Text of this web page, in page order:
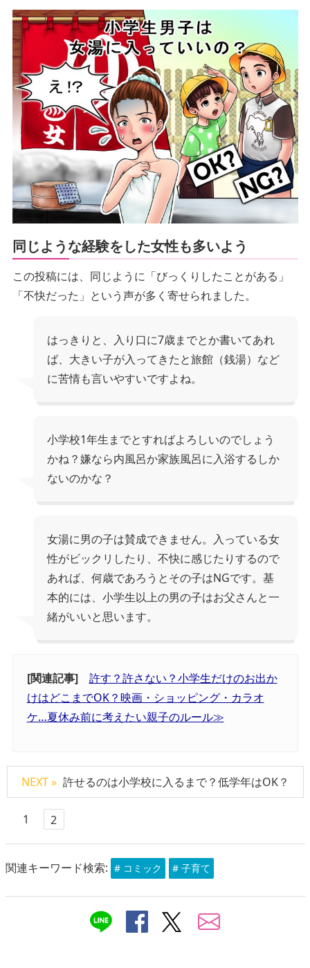
同じような経験をした女性も多いよう
この投稿には、同じように「びっくりしたことがある」
「不快だった」という声が多く寄せられました。
はっきりと、入り口に7歳までとか書いてあれ
ば、大きい子が入ってきたと旅館（銭湯）など
に苦情も言いやすいですよね。
小学校1年生までとすればよろしいのでしょう
かね？嫌なら内風呂か家族風呂に入浴するしか
ないのかな？
女湯に男の子は賛成できません。入っている女
性がビックリしたり、不快に感じたりするので
あれば、何歳であろうとその子はNGです。基
本的には、小学生以上の男の子はお父さんと一
緒がいいと思います。
[関連記事] 許す？許さない？小学生だけのお出か
けはどこまでOK？映画・ショッピング・カラオ
ケ…夏休み前に考えたい親子のルール≫
NEXT » 許せるのは小学校に入るまで？低学年はOK？
1 2
関連キーワード検索: # コミック # 子育て